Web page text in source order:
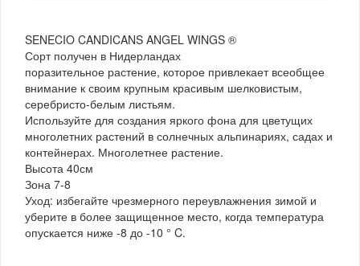
SENECIO CANDICANS ANGEL WINGS ®
Сорт получен в Нидерландах
поразительное растение, которое привлекает всеобщее
внимание к своим крупным красивым шелковистым,
серебристо-белым листьям.
Используйте для создания яркого фона для цветущих
многолетних растений в солнечных альпинариях, садах и
контейнерах. Многолетнее растение.
Высота 40см
Зона 7-8
Уход: избегайте чрезмерного переувлажнения зимой и
уберите в более защищенное место, когда температура
опускается ниже -8 до -10 ° C.